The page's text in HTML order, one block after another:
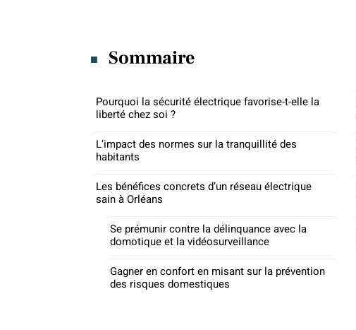
Sommaire
Pourquoi la sécurité électrique favorise-t-elle la
liberté chez soi ?
L’impact des normes sur la tranquillité des
habitants
Les bénéfices concrets d’un réseau électrique
sain à Orléans
Se prémunir contre la délinquance avec la
domotique et la vidéosurveillance
Gagner en confort en misant sur la prévention
des risques domestiques